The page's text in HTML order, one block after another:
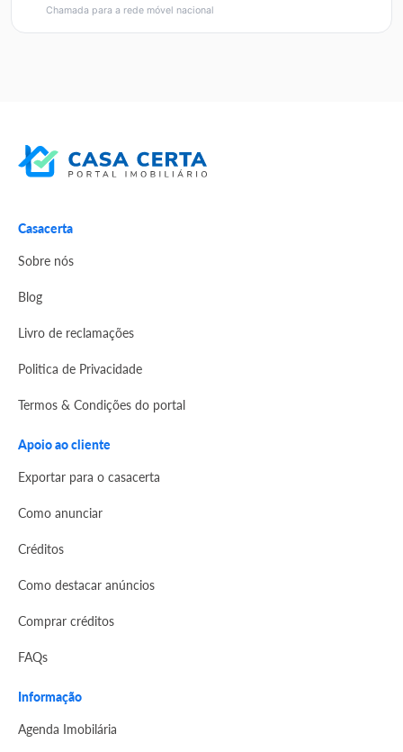
Chamada para a rede móvel nacional
Casacerta
Sobre nós
Blog
Livro de reclamações
Politica de Privacidade
Termos & Condições do portal
Apoio ao cliente
Exportar para o casacerta
Como anunciar
Créditos
Como destacar anúncios
Comprar créditos
FAQs
Informação
Agenda Imobilária